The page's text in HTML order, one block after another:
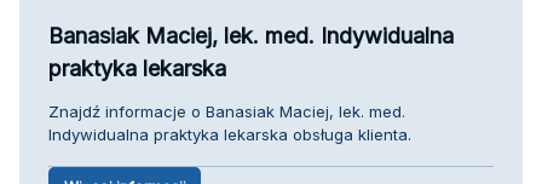
Banasiak Maciej, lek. med. Indywidualna
praktyka lekarska
Znajdź informacje o Banasiak Maciej, lek. med.
Indywidualna praktyka lekarska obsługa klienta.